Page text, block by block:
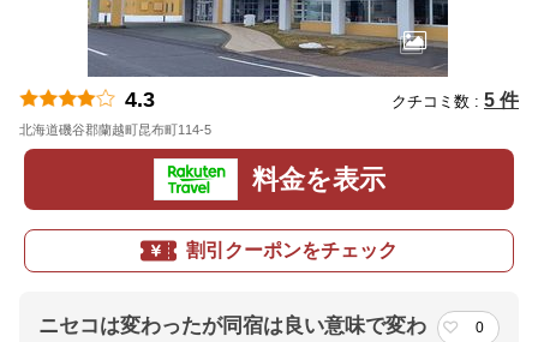
4.3 クチコミ数 : 5 件
北海道磯谷郡蘭越町昆布町114-5
料金を表示
割引クーポンをチェック
ニセコは変わったが同宿は良い意味で変わ
0